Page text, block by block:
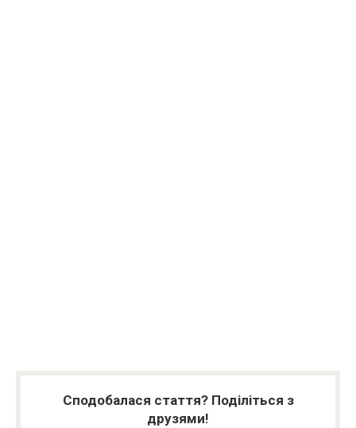
Сподобалася стаття? Поділіться з
друзями!